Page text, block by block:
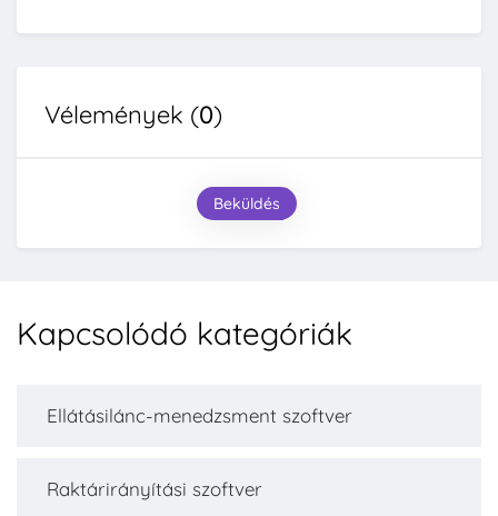
Vélemények (0)
Beküldés
Kapcsolódó kategóriák
Ellátásilánc-menedzsment szoftver
Raktárirányítási szoftver